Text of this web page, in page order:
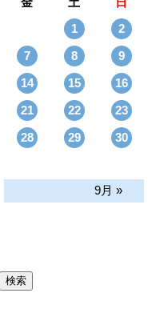
9月 »
1 2
7 8 9
14 15 16
21 22 23
28 29 30